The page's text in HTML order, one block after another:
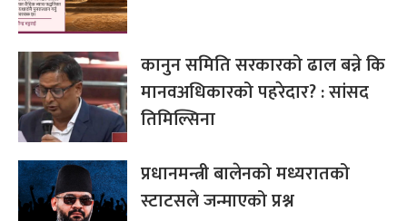
कानुन समिति सरकारको ढाल बन्ने कि
मानवअधिकारको पहरेदार? : सांसद
तिमिल्सिना
प्रधानमन्त्री बालेनको मध्यरातको
स्टाटसले जन्माएको प्रश्न